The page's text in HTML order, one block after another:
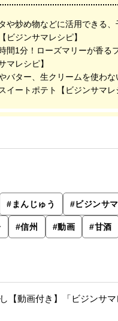
や炒め物などに活用できる
ビジンサマレシピ】
間1分！ローズマリーが香る
マレシピ】
バター、生クリームを使わ
イートポテト【ビジンサマレ
# まんじゅう #ビジンサマ
#信州 #動画 #甘酒
【動画付き】「ビジンサ